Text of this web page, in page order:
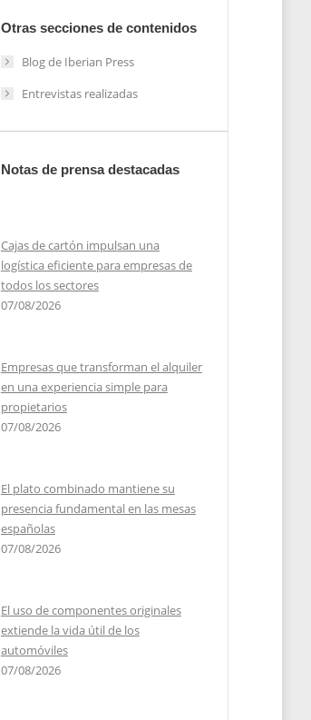
Otras secciones de contenidos
Blog de Iberian Press
Entrevistas realizadas
Notas de prensa destacadas
Cajas de cartón impulsan una
logística eficiente para empresas de
todos los sectores
07/08/2026
Empresas que transforman el alquiler
en una experiencia simple para
propietarios
07/08/2026
El plato combinado mantiene su
presencia fundamental en las mesas
españolas
07/08/2026
El uso de componentes originales
extiende la vida útil de los
automóviles
07/08/2026